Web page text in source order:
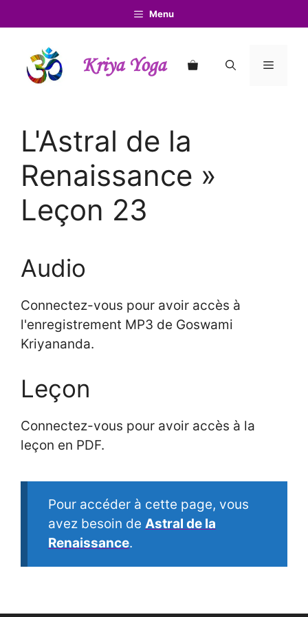
au
contenu
Menu
Kriya Yoga Menu
L'Astral de la
Renaissance »
Leçon 23
Audio
Connectez-vous pour avoir accès à
l'enregistrement MP3 de Goswami
Kriyananda.
Leçon
Connectez-vous pour avoir accès à la
leçon en PDF.
Pour accéder à cette page, vous
avez besoin de Astral de la
Renaissance.